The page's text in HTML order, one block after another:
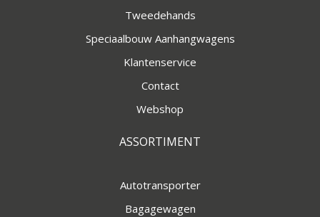
Tweedehands
Speciaalbouw Aanhangwagens
Klantenservice
Contact
Webshop
ASSORTIMENT
Autotransporter
Bagagewagen